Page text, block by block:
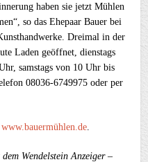
haben sie jetzt Mühlen
so das Ehepaar Bauer bei
Dreimal in der
Laden geöffnet, dienstags
samstags von 10 Uhr bis
08036-6749975 oder per
www.bauermühlen.de
Wendelstein Anzeiger –